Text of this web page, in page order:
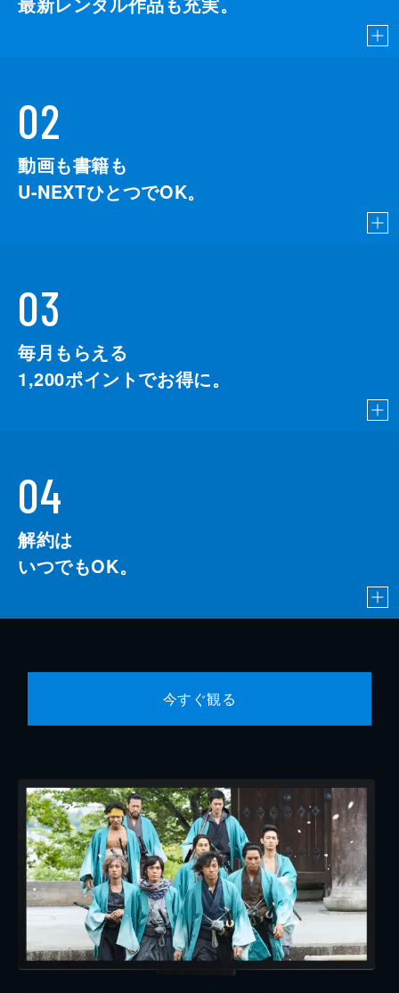
02
動画も書籍も
U-NEXTひとつでOK。
03
毎月もらえる
1,200ポイントでお得に。
04
解約は
いつでもOK。
今すぐ観る